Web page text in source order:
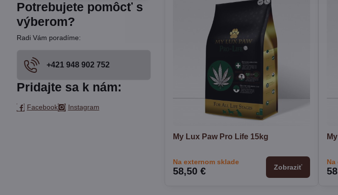
My Lux Paw Pro Life 15kg
Na externom sklade
58,50 € Zobraziť
Na
Potrebujete pomôcť s
výberom?
Radi Vám poradíme:
+421 948 902 752
Pridajte sa k nám:
Facebook Instagram